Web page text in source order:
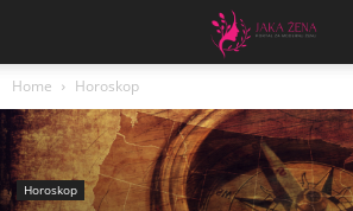
Home Horoskop
Horoskop